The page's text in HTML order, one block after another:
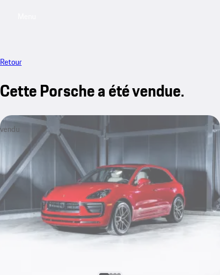
Retour
Cette Porsche a été vendue.
vendu